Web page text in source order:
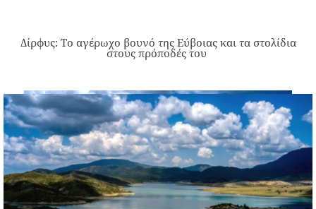
Δίρφυς: Το αγέρωχο βουνό της Εύβοιας και τα στολίδια
στους πρόποδές του